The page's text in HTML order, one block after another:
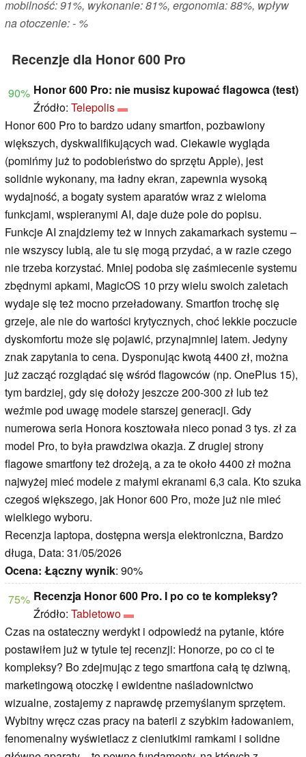
mobilność: 91%, wykonanie: 81%, ergonomia: 88%, wpływ
na otoczenie: - %
Recenzje dla Honor 600 Pro
90% Honor 600 Pro: nie musisz kupować flagowca (test)
Źródło: Telepolis
Honor 600 Pro to bardzo udany smartfon, pozbawiony
większych, dyskwalifikujących wad. Ciekawie wygląda
(pomińmy już to podobieństwo do sprzętu Apple), jest
solidnie wykonany, ma ładny ekran, zapewnia wysoką
wydajność, a bogaty system aparatów wraz z wieloma
funkcjami, wspieranymi AI, daje duże pole do popisu.
Funkcje AI znajdziemy też w innych zakamarkach systemu –
nie wszyscy lubią, ale tu się mogą przydać, a w razie czego
nie trzeba korzystać. Mniej podoba się zaśmiecenie systemu
zbędnymi apkami, MagicOS 10 przy wielu swoich zaletach
wydaje się też mocno przeładowany. Smartfon trochę się
grzeje, ale nie do wartości krytycznych, choć lekkie poczucie
dyskomfortu może się pojawić, przynajmniej latem. Jedyny
znak zapytania to cena. Dysponując kwotą 4400 zł, można
już zacząć rozglądać się wśród flagowców (np. OnePlus 15),
tym bardziej, gdy się dołoży jeszcze 200-300 zł lub też
weźmie pod uwagę modele starszej generacji. Gdy
numerowa seria Honora kosztowała nieco ponad 3 tys. zł za
model Pro, to była prawdziwa okazja. Z drugiej strony
flagowe smartfony też drożeją, a za te około 4400 zł można
najwyżej mieć modele z małymi ekranami 6,3 cala. Kto szuka
czegoś większego, jak Honor 600 Pro, może już nie mieć
wielkiego wyboru.
Recenzja laptopa, dostępna wersja elektroniczna, Bardzo
długa, Data: 31/05/2026
Ocena: Łączny wynik: 90%
75% Recenzja Honor 600 Pro. I po co te kompleksy?
Źródło: Tabletowo
Czas na ostateczny werdykt i odpowiedź na pytanie, które
postawiłem już w tytule tej recenzji: Honorze, po co ci te
kompleksy? Bo zdejmując z tego smartfona całą tę dziwną,
marketingową otoczkę i ewidentne naśladownictwo
wizualne, zostajemy z naprawdę przemyślanym sprzętem.
Wybitny wręcz czas pracy na baterii z szybkim ładowaniem,
fenomenalny wyświetlacz z cieniutkimi ramkami i solidne